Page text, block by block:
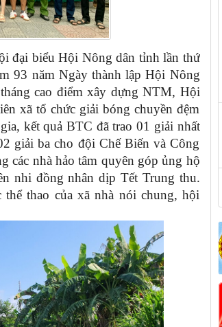
đại biểu Hội Nông dân tỉnh lần thứ
93 năm Ngày thành lập Hội Nông
cao điểm xây dựng NTM, Hội
xã tổ chức giải bóng chuyền đệm
kết quả BTC đã trao 01 giải nhất
giải ba cho đội Chế Biến và Công
các nhà hảo tâm quyên góp ủng hộ
nhi đồng nhân dịp Tết Trung thu.
thao của xã nhà nói chung, hội